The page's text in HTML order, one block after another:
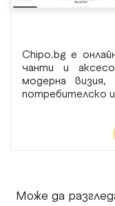
Chipo.bg е
чанти и
модерна визия,
потребителско
Може да